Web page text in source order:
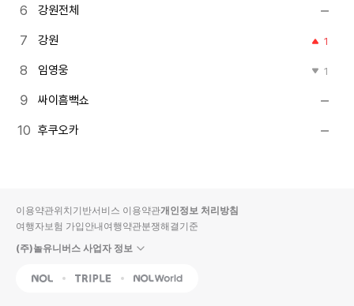
강원전체
강원 1
임영웅 1
싸이흠뻑쇼
후쿠오카
이용약관위치기반서비스 이용약관개인정보 처리방침
여행자보험 가입안내여행약관분쟁해결기준
(주)놀유니버스 사업자 정보
NOL Triple Interpark Global